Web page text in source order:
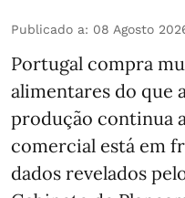
Publicado a: 08 Agosto
Portugal compra
alimentares do que
produção continua
comercial está em
dados revelados